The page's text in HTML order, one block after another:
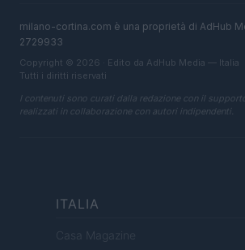
milano-cortina.com è una proprietà di AdHub
2729933
Copyright © 2026 · Edito da AdHub Media — Italia
Tutti i diritti riservati
I contenuti sono curati dalla redazione con il
realizzati in collaborazione con autori indipendenti.
ITALIA
Casa Magazine